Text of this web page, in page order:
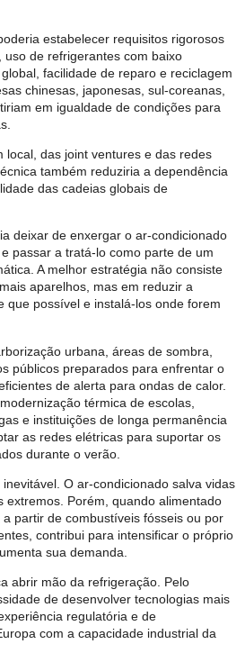
estabelecer requisitos rigorosos
uso de refrigerantes com baixo
facilidade de reparo e reciclagem
chinesas, japonesas, sul-coreanas,
em igualdade de condições para
local, das joint ventures e das redes
também reduziria a dependência
das cadeias globais de
deixar de enxergar o ar-condicionado
passar a tratá-lo como parte de um
A melhor estratégia não consiste
aparelhos, mas em reduzir a
que possível e instalá-los onde forem
urbana, áreas de sombra,
públicos preparados para enfrentar o
de alerta para ondas de calor.
térmica de escolas,
e instituições de longa permanência
as redes elétricas para suportar os
durante o verão.
O ar-condicionado salva vidas
extremos. Porém, quando alimentado
partir de combustíveis fósseis ou por
contribui para intensificar o próprio
sua demanda.
abrir mão da refrigeração. Pelo
de desenvolver tecnologias mais
regulatória e de
com a capacidade industrial da